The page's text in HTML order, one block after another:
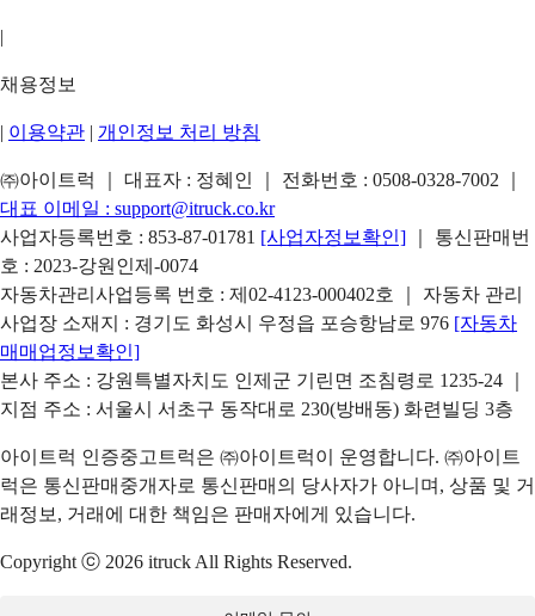
|
채용정보
| 이용약관 | 개인정보 처리 방침
㈜아이트럭 ｜ 대표자 : 정혜인 ｜ 전화번호 : 0508-0328-7002
대표 이메일 : support@itruck.co.kr
사업자등록번호 : 853-87-01781 [사업자정보확인]
｜ 통신판매번
호 : 2023-강원인제-0074
자동차관리사업등록 번호 : 제02-4123-000402호 ｜ 자동차 관리
사업장 소재지 : 경기도 화성시 우정읍 포승항남로 976 [자동차
매매업정보확인]
본사 주소 : 강원특별자치도 인제군 기린면 조침령로 1235-24 ｜
지점 주소 : 서울시 서초구 동작대로 230(방배동) 화련빌딩 3층
아이트럭 인증중고트럭은 ㈜아이트럭이 운영합니다. ㈜아이트
럭은 통신판매중개자로 통신판매의 당사자가 아니며, 상품 및 거
래정보, 거래에 대한 책임은 판매자에게 있습니다.
Copyright ⓒ 2026 itruck All Rights Reserved.